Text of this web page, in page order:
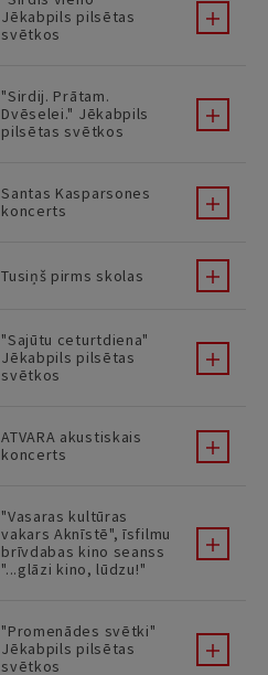
Jēkabpils pilsētas
svētkos
"Sirdij. Prātam.
Dvēselei." Jēkabpils
pilsētas svētkos
Santas Kasparsones
koncerts
Tusiņš pirms skolas
"Sajūtu ceturtdiena"
Jēkabpils pilsētas
svētkos
ATVARA akustiskais
koncerts
"Vasaras kultūras
vakars Aknīstē", īsfilmu
brīvdabas kino seanss
"...glāzi kino, lūdzu!"
"Promenādes svētki"
Jēkabpils pilsētas
svētkos